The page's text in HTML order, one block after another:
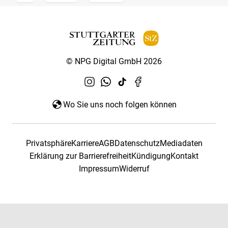
© NPG Digital GmbH 2026
Wo Sie uns noch folgen können
PrivatsphäreKarriereAGBDatenschutzMediadaten
Erklärung zur BarrierefreiheitKündigungKontakt
ImpressumWiderruf